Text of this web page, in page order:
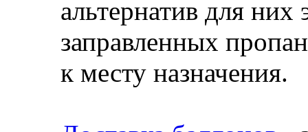
альтернатив для них
заправленных
к месту назначения.